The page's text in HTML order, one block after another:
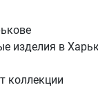
изделия в
коллекции